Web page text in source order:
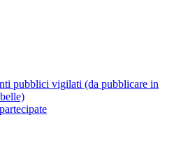
pubblici vigilati (da pubblicare in